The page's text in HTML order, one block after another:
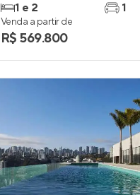
1 e 2
1
Venda a partir de
R$ 569.800